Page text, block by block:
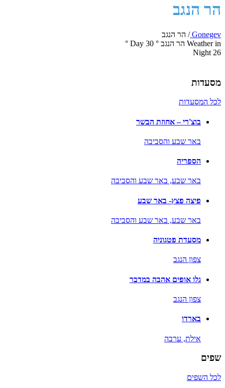
הר הנגב
Gonegev
/ הר הנגב
Weather in הר הנגב
°
30
Day
°
26
Night
מסעדות
לכל המסעדות
בוצ'רי – אחוזת הבשר
באר שבע והסביבה
הספריה
באר שבע, באר שבע והסביבה
פיצה פצץ- באר שבע
באר שבע, באר שבע והסביבה
מסעדת פטגוניה
צפון הנגב
גלו אופים אהבה במדבר
צפון הנגב
בארדו
אילת, ערבה
שפים
לכל השפים